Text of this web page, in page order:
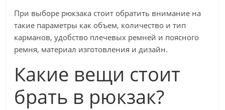
При выборе рюкзака стоит обратить внимание на
такие параметры как объем, количество и тип
карманов, удобство плечевых ремней и поясного
ремня, материал изготовления и дизайн.
Какие вещи стоит
брать в рюкзак?